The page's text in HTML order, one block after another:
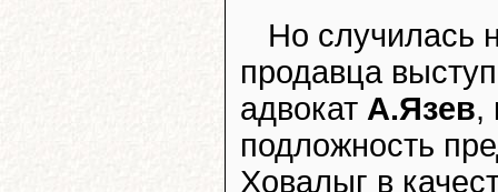
Но случилась
продавца
адвокат А.Язев,
подложность
Ховалыг в